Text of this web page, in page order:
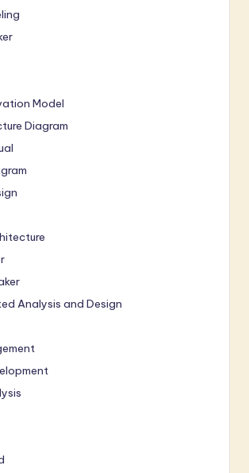
Model
Diagram
Analysis and Design